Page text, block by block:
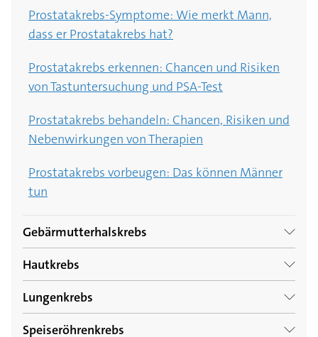
Brustkrebs erkennen: Tastuntersuchung und
Inflammatorischer Brustkrebs: Symptome und
Prostatakrebs-Symptome: Wie merkt Mann,
dass er Prostatakrebs hat?
Prostatakrebs erkennen: Chancen und Risiken
von Tastuntersuchung und PSA-Test
Prostatakrebs behandeln: Chancen, Risiken und
Nebenwirkungen von Therapien
Prostatakrebs vorbeugen: Das können Männer
tun
Gebärmutterhalskrebs
Gebärmutterhalskrebs: 5 Fakten zum Krebs am
Gebärmutterhals
Gebärmutterhalskrebs Ursachen: Die größten
Hautkrebs
5 Fakten zu schwarzem und weißem Hautkrebs
Lungenkrebs
Speiseröhrenkrebs